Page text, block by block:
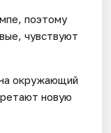
поэтому
чувствуют
окружающий
новую